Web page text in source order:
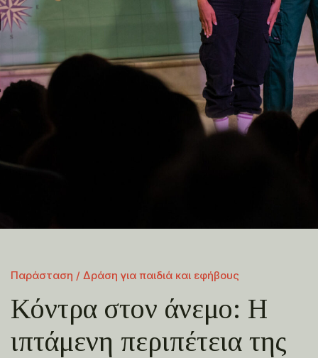
Παράσταση / Δράση για παιδιά και εφήβους
Κόντρα στον άνεμο: Η
ιπτάμενη περιπέτεια της